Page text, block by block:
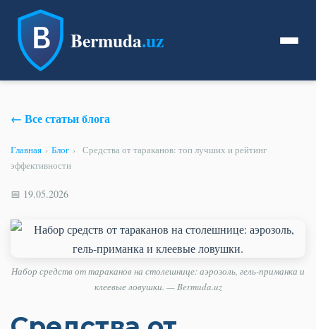
Bermuda.uz
← Все статьи блога
Главная › Блог ›
Средства от тараканов: топ лучших и рейтинг
эффективности
📅 19.05.2026
Набор средств от тараканов на столешнице: аэрозоль, гель-приманка и
клеевые ловушки. — Bermuda.uz